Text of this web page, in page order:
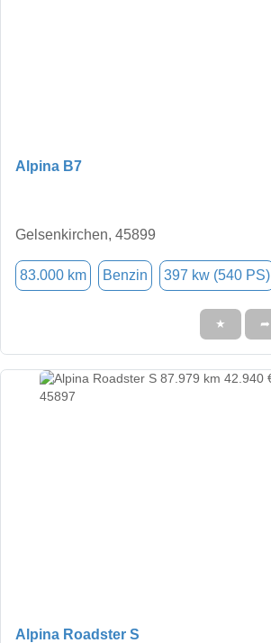
Alpina B7
Gelsenkirchen, 45899
83.000 km Benzin 397 kw (540 PS)
★ ➦
Alpina Roadster S